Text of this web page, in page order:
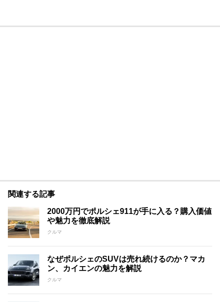
関連する記事
2000万円でポルシェ911が手に入る？購入価値
や魅力を徹底解説
クルマ
なぜポルシェのSUVは売れ続けるのか？マカ
ン、カイエンの魅力を解説
クルマ